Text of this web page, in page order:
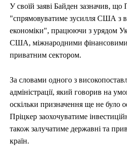
У своїй заяві Байден зазначив, що
"спрямовуватиме зусилля США з
економіки", працюючи з урядом
США, міжнародними фінансовими
приватним сектором.
За словами одного з
адміністрації, який говорив на
оскільки призначення ще не було
Пріцкер заохочуватиме
також залучатиме державні та
країн.